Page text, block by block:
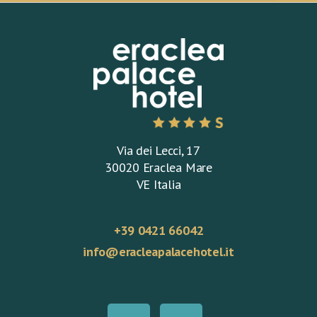
Via dei Lecci, 17
30020 Eraclea Mare
VE Italia
+39 0421 66042
info@eracleapalacehotel.it